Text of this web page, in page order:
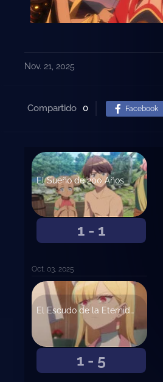
Nov. 21, 2025
Compartido 0 Facebook
1 - 1
El Sueño de 200 Años
Oct. 03, 2025
1 - 5
El Escudo de la Eternidad